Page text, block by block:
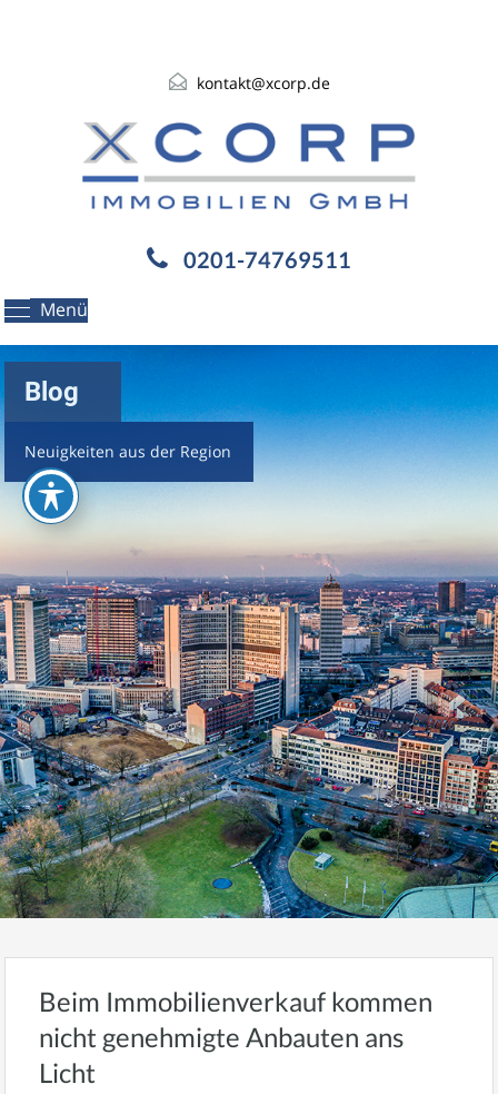
kontakt@xcorp.de
Menü
0201-74769511
Blog
Neuigkeiten aus der Region
Beim Immobilienverkauf kommen
nicht genehmigte Anbauten ans
Licht